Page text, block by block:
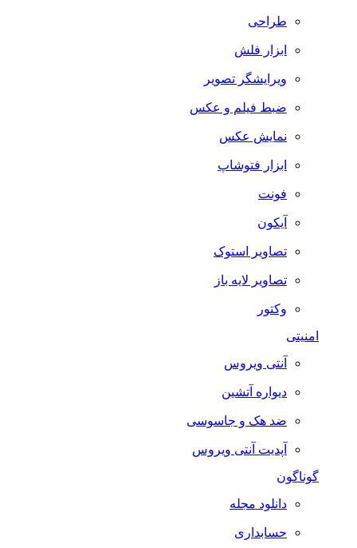
طراحی
ابزار فلش
ویرایشگر تصویر
ضبط فيلم و عكس
نمایش عکس
ابزار فتوشاپ
فونت
آیکون
تصاویر استوک
تصاویر لایه باز
وکتور
امنیتی
آنتی ویروس
دیواره آتشین
ضد هک و جاسوسی
آپدیت آنتی ویروس
گوناگون
دانلود مجله
حسابداری